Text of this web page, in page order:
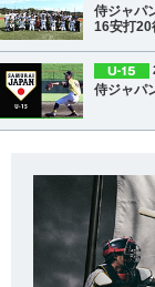
侍ジャパ
16安打20
侍ジャパ